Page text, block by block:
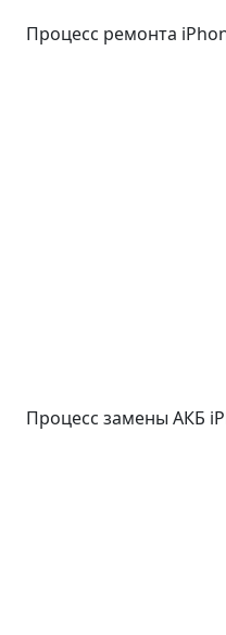
Процесс ремонта
Процесс замены АКБ